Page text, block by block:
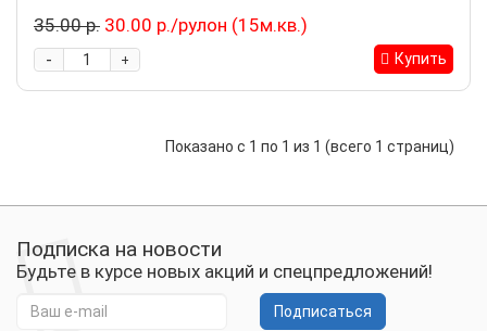
35.00 р. 30.00 р./рулон (15м.кв.)
+
- Купить
Показано с 1 по 1 из 1 (всего 1 страниц)
Подписка на новости
Будьте в курсе новых акций и спецпредложений!
Подписаться